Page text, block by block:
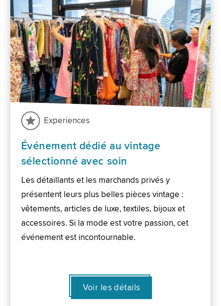
Experiences
Événement dédié au vintage
sélectionné avec soin
Les détaillants et les marchands privés y
présentent leurs plus belles pièces vintage :
vêtements, articles de luxe, textiles, bijoux et
accessoires. Si la mode est votre passion, cet
événement est incontournable.
Voir les détails